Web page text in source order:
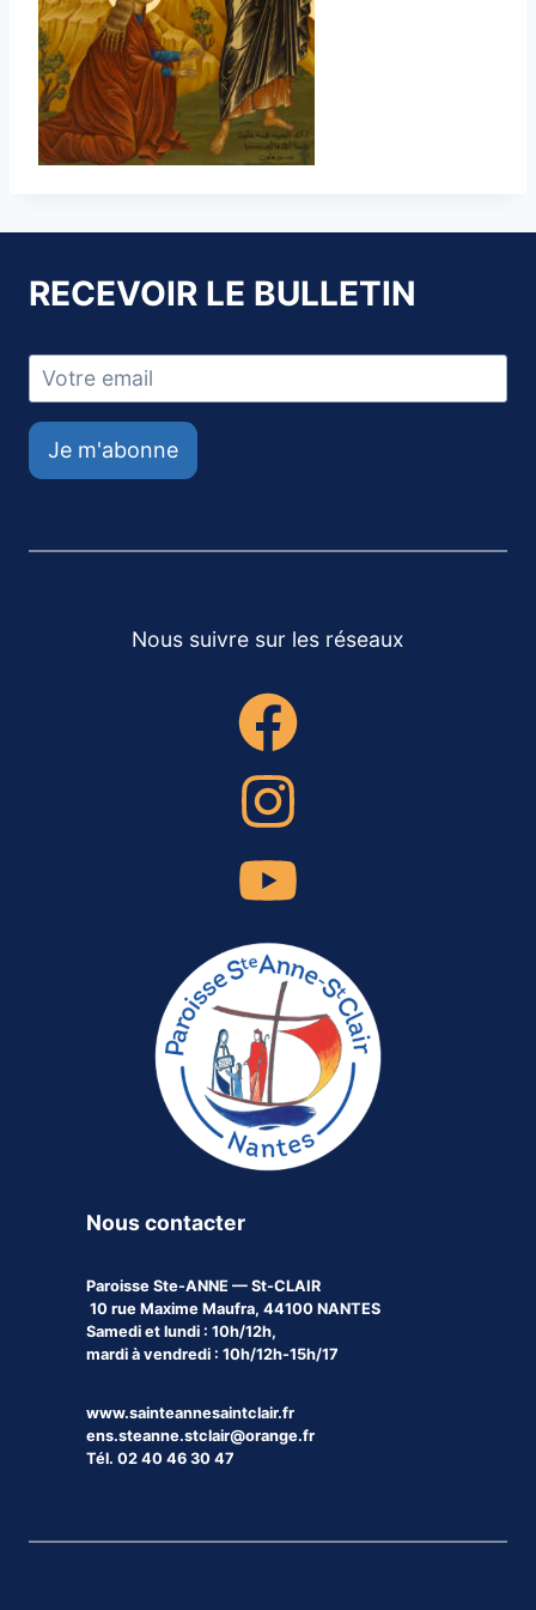
RECEVOIR LE BULLETIN
Je m'abonne
Nous suivre sur les réseaux
Nous contacter
Paroisse Ste-ANNE — St-CLAIR
10 rue Maxime Maufra, 44100 NANTES
Samedi et lundi : 10h/12h,
mardi à vendredi : 10h/12h-15h/17
www.sainteannesaintclair.fr
ens.steanne.stclair@orange.fr
Tél. 02 40 46 30 47